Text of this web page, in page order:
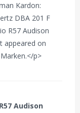
Kardon:
DBA 201 F
R57 Audison
appeared on
p>
Audison